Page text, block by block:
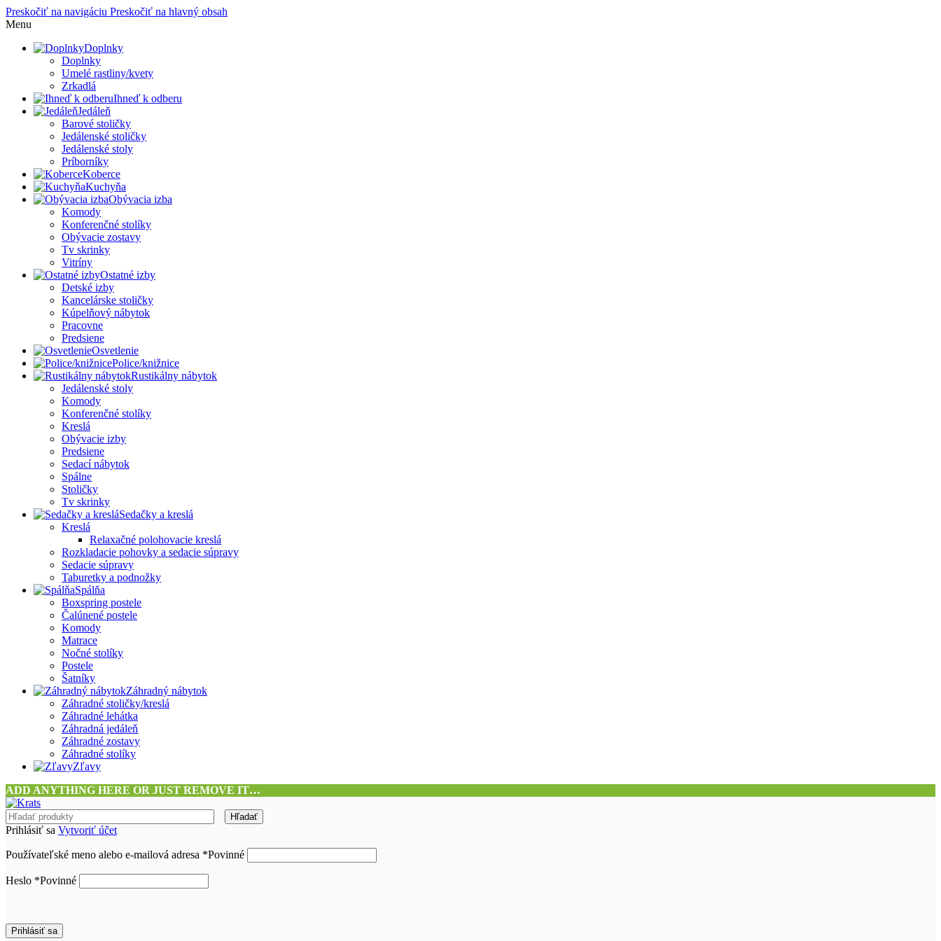
Preskočiť na navigáciu Preskočiť na hlavný obsah
Menu
Doplnky
Doplnky
Umelé rastliny/kvety
Zrkadlá
Ihneď k odberu
Jedáleň
Barové stoličky
Jedálenské stoličky
Jedálenské stoly
Príborníky
Koberce
Kuchyňa
Obývacia izba
Komody
Konferenčné stolíky
Obývacie zostavy
Tv skrinky
Vitríny
Ostatné izby
Detské izby
Kancelárske stoličky
Kúpelňový nábytok
Pracovne
Predsiene
Osvetlenie
Police/knižnice
Rustikálny nábytok
Jedálenské stoly
Komody
Konferenčné stolíky
Kreslá
Obývacie izby
Predsiene
Sedací nábytok
Spálne
Stoličky
Tv skrinky
Sedačky a kreslá
Kreslá
Relaxačné polohovacie kreslá
Rozkladacie pohovky a sedacie súpravy
Sedacie súpravy
Taburetky a podnožky
Spálňa
Boxspring postele
Čalúnené postele
Komody
Matrace
Nočné stolíky
Postele
Šatníky
Záhradný nábytok
Záhradné stoličky/kreslá
Záhradné lehátka
Záhradná jedáleň
Záhradné zostavy
Záhradné stolíky
Zľavy
ADD ANYTHING HERE OR JUST REMOVE IT…
Hľadať
Prihlásiť sa Vytvoriť účet
Používateľské meno alebo e-mailová adresa *Povinné
Heslo *Povinné
Prihlásiť sa